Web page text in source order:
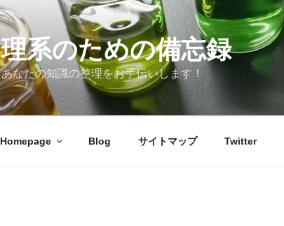
理系のための備忘録
あなたの知識の整理をお手伝いします！
Homepage Blog サイトマップ Twitter